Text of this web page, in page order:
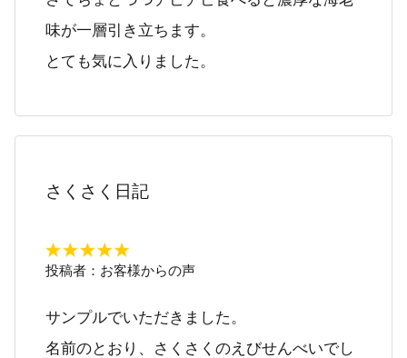
味が一層引き立ちます。
とても気に入りました。
さくさく日記
投稿者： お客様からの声
サンプルでいただきました。
名前のとおり、さくさくのえびせんべいでし